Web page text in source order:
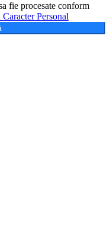
fie procesate conform
Personal